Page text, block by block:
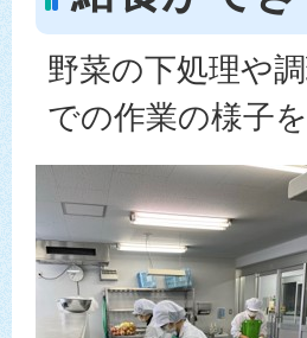
野菜の下処理や
での作業の様子